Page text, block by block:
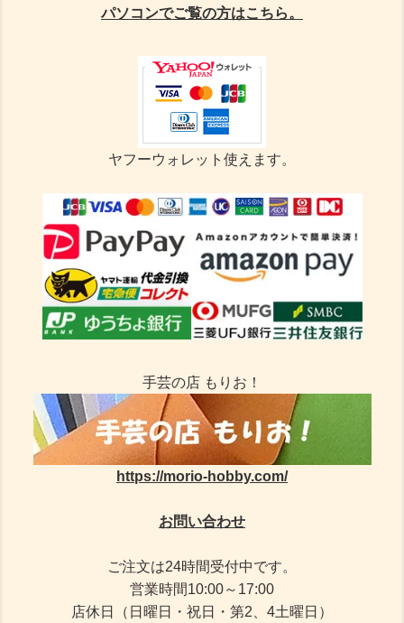
パソコンでご覧の方はこちら。
ヤフーウォレット使えます。
手芸の店 もりお！
https://morio-hobby.com/
お問い合わせ
ご注文は24時間受付中です。
営業時間10:00～17:00
店休日（日曜日・祝日・第2、4土曜日）